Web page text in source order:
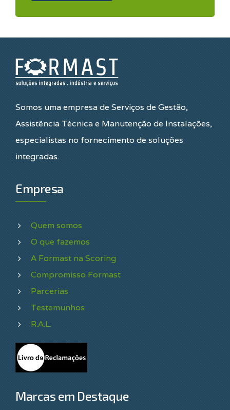
Somos uma empresa de Serviços de Gestão,
Assistência Técnica e Manutenção de Instalações,
especialistas no fornecimento de soluções
integradas.
Empresa
Quem somos
O que fazemos
A Formast na Scoring
Compromisso Formast
Parcerias
Testemunhos
R.A.L.
Marcas em Destaque